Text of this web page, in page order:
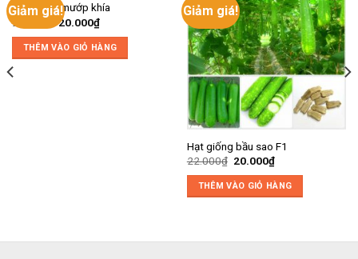
Giảm giá!
Hạt giống mướp khía
22.000
Giá
là:
22.000₫.
20.000₫Giá
hiện
tại
là:
20.000₫.
THÊM VÀO GIỎ HÀNG
Giảm giá!
Hạt giống bầu sao F1
22.000₫ Giá
là:
22.000₫.
20.000₫Giá
hiện
tại
là:
20.000₫.
THÊM VÀO GIỎ HÀNG